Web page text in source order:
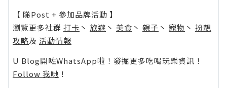
【 睇Post + 參加品牌活動 】
瀏覽更多社群 打卡 丶 旅遊 丶 美食 丶 親子 丶 寵物 丶 扮靚
攻略及 活動情報
U Blog開咗WhatsApp啦！發掘更多吃喝玩樂資訊！
Follow 我哋 ！